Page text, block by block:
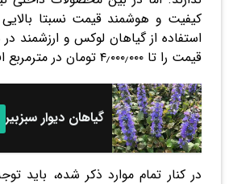
کیفیت و هوشمند قیمت نسبتا
استفاده از گیاهان لوکس و ارزشمند در
قیمت را تا ۴٫۰۰۰٫۰۰۰ تومان در مترمربع افزایش می دهد.
گیاهان دیوار
در کنار تمام موارد ذکر شده، باید